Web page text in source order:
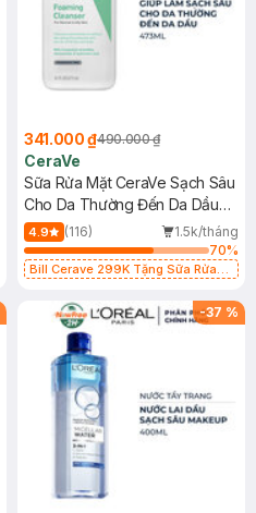
341.000 ₫490.000 ₫
CeraVe
Sữa Rửa Mặt CeraVe Sạch Sâu
Cho Da Thường Đến Da Dầu
473ml
4.9 (116)
1.5k/tháng
70%
Bill Cerave 299K Tặng Sữa Rửa
-37 %